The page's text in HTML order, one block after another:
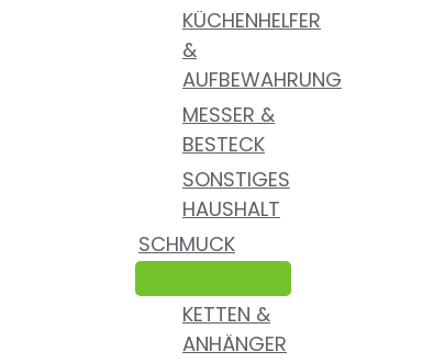
KÜCHENHELFER
&
AUFBEWAHRUNG
MESSER &
BESTECK
SONSTIGES
HAUSHALT
SCHMUCK
KETTEN &
ANHÄNGER